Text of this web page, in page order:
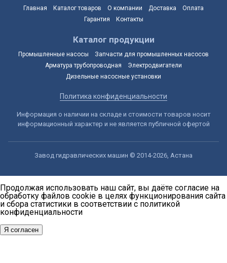
Главная Каталог товаров О компании Доставка
Оплата
Гарантия
Контакты
Каталог продукции
Промышленные насосы
Запчасти для промышленных насосов
Арматура трубопроводная
Электродвигатели
Дизельные насосные установки
Политика конфиденциальности
Информация о наличии на складе и стоимости товаров носит
информационный характер и не является публичной офертой
Завод гидравлических машин © 2014-2026, Астана
Продолжая использовать наш сайт, вы даёте согласие на
обработку файлов cookie в целях функционирования сайта
и сбора статистики в соответствии с политикой
конфиденциальности
Я согласен